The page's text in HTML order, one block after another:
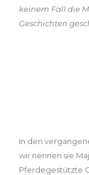
keinem Fall die
Geschichten
In den
wir nennen sie
Pferdegestützte